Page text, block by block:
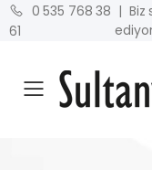
0 535 768 38
61
| Biz
MENU